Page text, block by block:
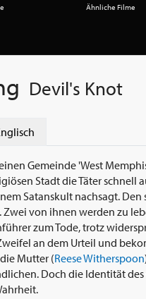
Ähnliche Filme
Devil's Knot
Gemeinde 'West
Stadt die Täter schnell
Satanskult nachsagt.
Zwei von ihnen werden zu
zum Tode, trotz
an dem Urteil und
Mutter (Reese Witherspoon
Doch die Identität